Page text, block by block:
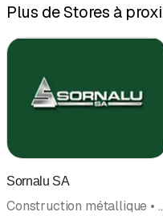
Plus de Stores à
Sornalu SA
Construction métallique • Vérandas, jardins d'hiver •